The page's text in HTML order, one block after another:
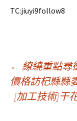
TC:jiuyi9follow8
文
章
← 繚繞重點尋
價格訪杞縣縣
[加工技術]干